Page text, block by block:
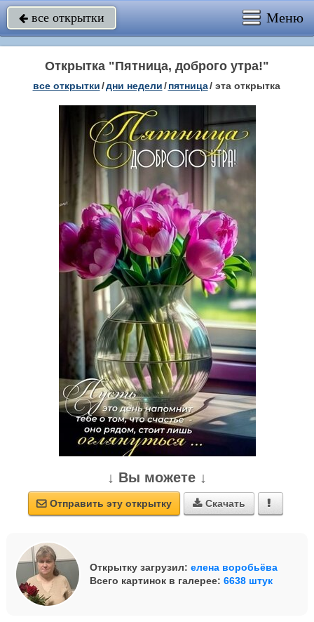
 все открытки Меню
Открытка "Пятница, доброго утра!"
все открытки/дни недели/ пятница/ эта открытка
↓ Вы можете ↓
 Отправить эту открытку  Скачать 
Открытку загрузил: елена воробьёва
Всего картинок в галерее: 6638 штук